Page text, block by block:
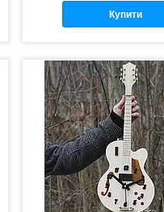
Купити